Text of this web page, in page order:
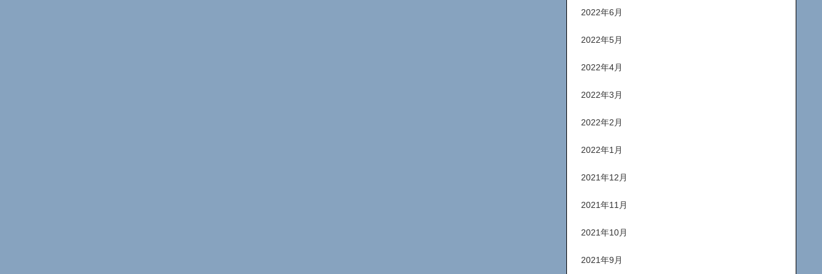
2022年6月
2022年5月
2022年4月
2022年3月
2022年2月
2022年1月
2021年12月
2021年11月
2021年10月
2021年9月